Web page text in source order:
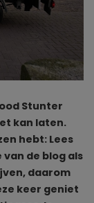
Stunter
kan laten.
hebt: Lees
van de blog als
daarom
keer geniet